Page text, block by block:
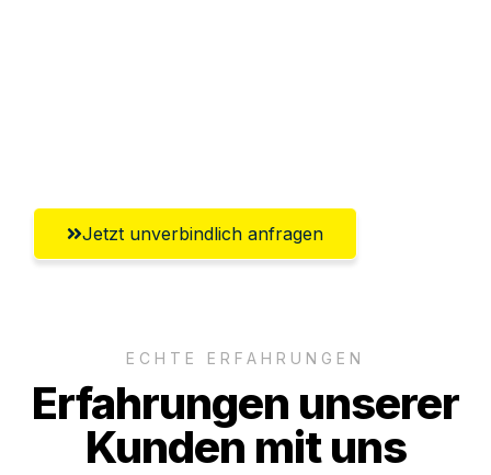
Jetzt unverbindlich anfragen
ECHTE ERFAHRUNGEN
Erfahrungen unserer
Kunden mit uns